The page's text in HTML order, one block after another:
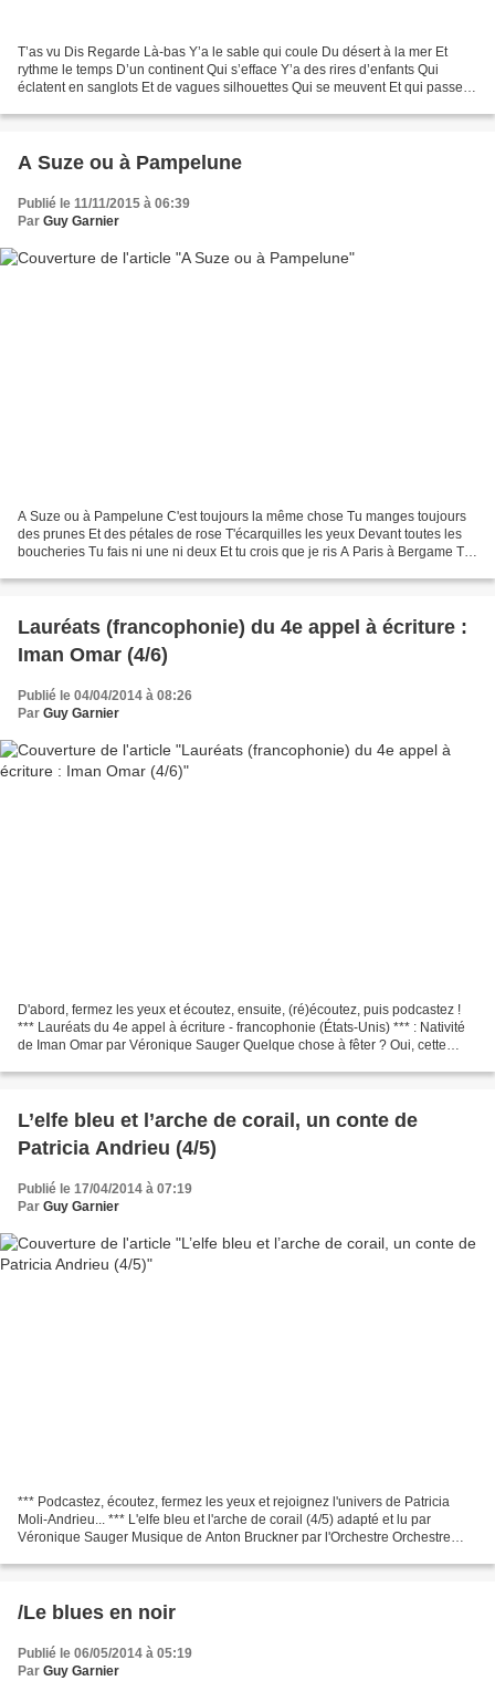
T’as vu Dis Regarde Là-bas Y’a le sable qui coule Du désert à la mer Et
rythme le temps D’un continent Qui s’efface Y’a des rires d’enfants Qui
éclatent en sanglots Et de vagues silhouettes Qui se meuvent Et qui passent
A Suze ou à Pampelune
Publié le 11/11/2015 à 06:39
Par Guy Garnier
A Suze ou à Pampelune C'est toujours la même chose Tu manges toujours
des prunes Et des pétales de rose T'écarquilles les yeux Devant toutes les
boucheries Tu fais ni une ni deux Et tu crois que je ris A Paris à Bergame Tu
Lauréats (francophonie) du 4e appel à écriture :
Iman Omar (4/6)
Publié le 04/04/2014 à 08:26
Par Guy Garnier
D'abord, fermez les yeux et écoutez, ensuite, (ré)écoutez, puis podcastez !
*** Lauréats du 4e appel à écriture - francophonie (États-Unis) *** : Nativité
de Iman Omar par Véronique Sauger Quelque chose à fêter ? Oui, cette
L’elfe bleu et l’arche de corail, un conte de
Patricia Andrieu (4/5)
Publié le 17/04/2014 à 07:19
Par Guy Garnier
*** Podcastez, écoutez, fermez les yeux et rejoignez l'univers de Patricia
Moli-Andrieu... *** L'elfe bleu et l'arche de corail (4/5) adapté et lu par
Véronique Sauger Musique de Anton Bruckner par l'Orchestre Orchestre
/Le blues en noir
Publié le 06/05/2014 à 05:19
Par Guy Garnier